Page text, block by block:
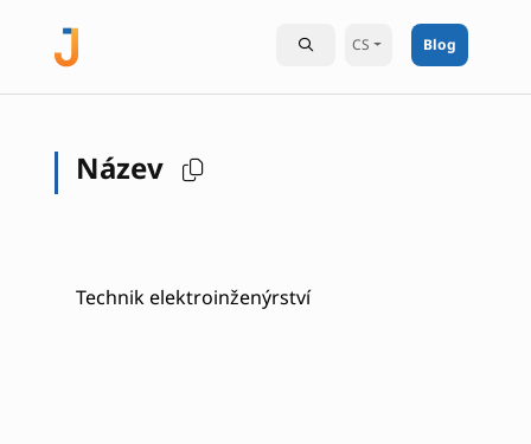
CS Blog
Název
Technik elektroinženýrství